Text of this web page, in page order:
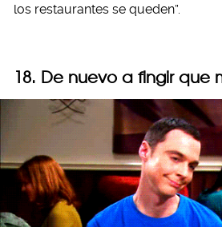
los restaurantes se queden”.
18. De nuevo a fingir que